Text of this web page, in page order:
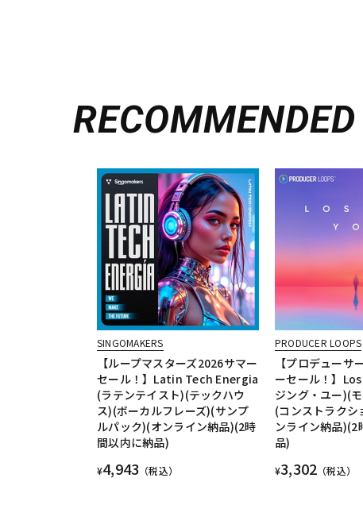
RECOMMENDED
SINGOMAKERS
【ループマスターズ2026サマー
セール！】Latin Tech Energia
(ラテンテイスト)(テックハウ
ス)(ボーカルフレーズ)(サンプ
ルパック)(オンライン納品)(2時
間以内に納品)
¥4,943 （税込）
PRODUCER LOOPS
【プロデューサ
ーセール！】
ジング・ユー)(
(コンストラクシ
ンライン納品)(2
品)
¥3,302 （税込）